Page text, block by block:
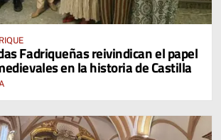
Fadriqueñas reivindican el papel
en la historia de Castilla